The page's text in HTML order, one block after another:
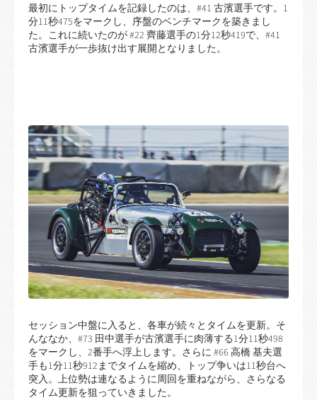
最初にトップタイムを記録したのは、#41 古濱選手です。1
分11秒475をマークし、序盤のベンチマークを築きまし
た。これに続いたのが #22 齊藤選手の1分12秒419で、#41
古濱選手が一歩抜け出す展開となりました。
セッション中盤に入ると、各車が続々とタイムを更新。そ
んななか、#73 田中選手が古濱選手に肉薄する1分11秒498
をマークし、2番手へ浮上します。さらに #66 高橋 基夫選
手も1分11秒912までタイムを縮め、トップ争いは11秒台へ
突入。上位勢は連なるように周回を重ねながら、さらなる
タイム更新を狙っていきました。